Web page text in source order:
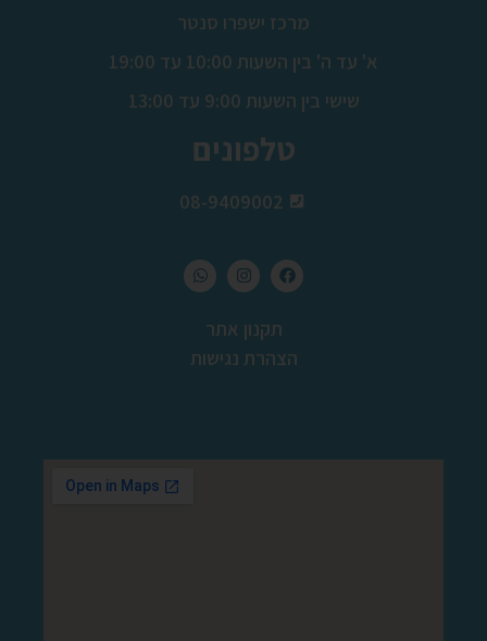
מרכז ישפרו סנטר
א' עד ה' בין השעות 10:00 עד 19:00
שישי בין השעות 9:00 עד 13:00
טלפונים
08-9409002
תקנון אתר
הצהרת נגישות